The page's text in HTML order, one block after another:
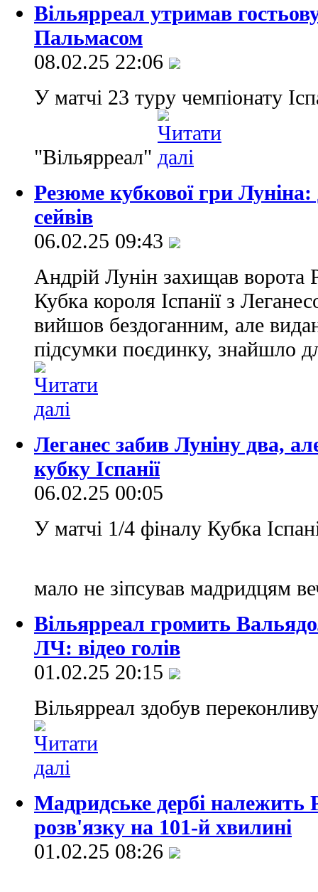
Вільярреал утримав
Пальмасом
08.02.25 22:06
У матчі 23 туру чемпіонату
"Вільярреал"
Резюме кубкової гри
сейвів
06.02.25 09:43
Андрій Лунін захищав ворота
Кубка короля Іспанії з
вийшов бездоганним, але
підсумки поєдинку, знайшло
Леганес забив Луніну два,
кубку Іспанії
06.02.25 00:05
У матчі 1/4 фіналу Кубка
мало не зіпсував мадридцям
Вільярреал громить
ЛЧ: відео голів
01.02.25 20:15
Вільярреал здобув
Мадридське дербі належить
розв'язку на 101-й хвилині
01.02.25 08:26